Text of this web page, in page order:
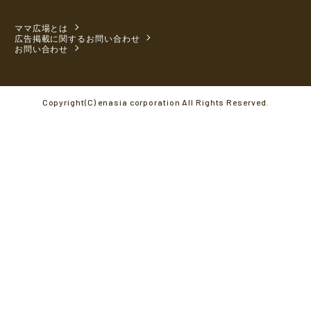
ママ広場とは
広告掲載に関するお問い合わせ
お問い合わせ
Copyright(C) enasia corporation All Rights Reserved.